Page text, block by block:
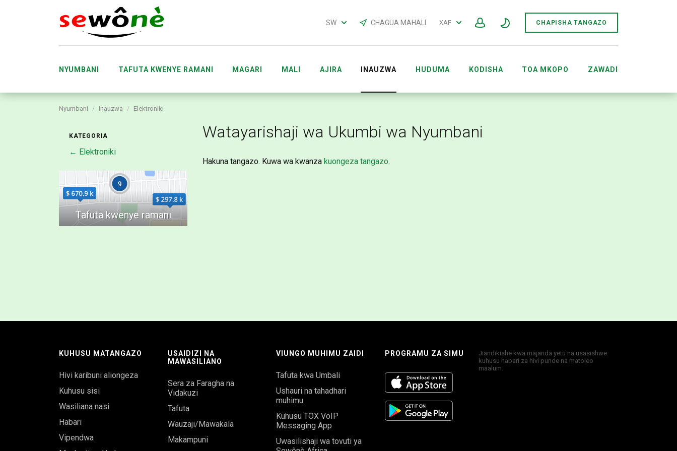
SW CHAGUA MAHALI XAF CHAPISHA TANGAZO
NYUMBANI TAFUTA KWENYE RAMANI MAGARI MALI AJIRA INAUZWA HUDUMA KODISHA TOA MKOPO ZAWADI
UWASILISHAJI WA TOVUTI YA SEWÔNÈ AFRICA
Nyumbani Inauzwa Elektroniki
KATEGORIA
← Elektroniki
Watayarishaji wa Ukumbi wa Nyumbani
Hakuna tangazo. Kuwa wa kwanza kuongeza tangazo.
Jiandikishe kwa majarida yetu na usasishwe
kuhusu habari za hivi punde na matoleo
maalum.
KUHUSU MATANGAZO
Hivi karibuni aliongeza
Kuhusu sisi
Wasiliana nasi
Habari
Vipendwa
USAIDIZI NA
MAWASILIANO
Sera za Faragha na
Vidakuzi
Tafuta
Wauzaji/Mawakala
Makampuni
VIUNGO MUHIMU ZAIDI
Tafuta kwa Umbali
Ushauri na tahadhari
muhimu
Kuhusu TOX VoIP
Messaging App
Uwasilishaji wa tovuti ya
PROGRAMU ZA SIMU